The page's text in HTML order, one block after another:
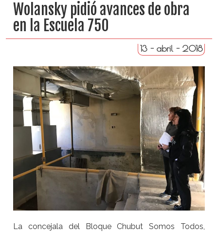
Wolansky pidió avances de obra
en la Escuela 750
13 - abril - 2018
La concejala del Bloque Chubut Somos Todos,